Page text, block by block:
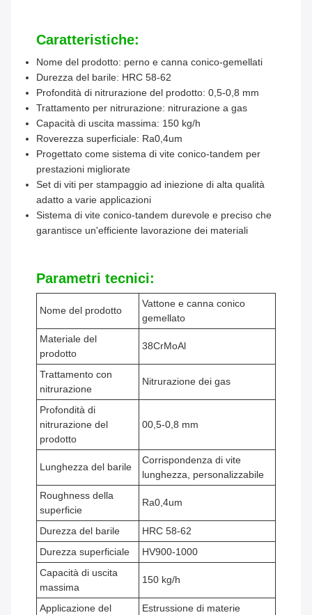
Caratteristiche:
Nome del prodotto: perno e canna conico-gemellati
Durezza del barile: HRC 58-62
Profondità di nitrurazione del prodotto: 0,5-0,8 mm
Trattamento per nitrurazione: nitrurazione a gas
Capacità di uscita massima: 150 kg/h
Roverezza superficiale: Ra0,4um
Progettato come sistema di vite conico-tandem per
prestazioni migliorate
Set di viti per stampaggio ad iniezione di alta qualità
adatto a varie applicazioni
Sistema di vite conico-tandem durevole e preciso che
garantisce un'efficiente lavorazione dei materiali
Parametri tecnici:
Nome del prodotto
Vattone e canna conico
gemellato
Materiale del
prodotto
38CrMoAl
Trattamento con
nitrurazione
Nitrurazione dei gas
Profondità di
nitrurazione del
prodotto
00,5-0,8 mm
Lunghezza del barile
Corrispondenza di vite
lunghezza, personalizzabile
Roughness della
superficie
Ra0,4um
Durezza del barile
HRC 58-62
Durezza superficiale
HV900-1000
Capacità di uscita
massima
150 kg/h
Applicazione del
Estrussione di materie